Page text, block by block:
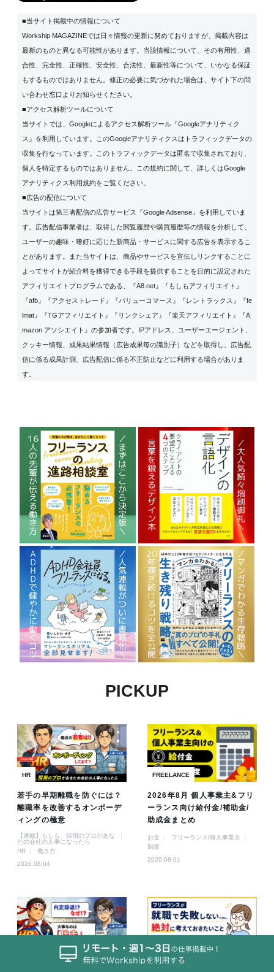
■当サイト掲載中の情報について
Workship MAGAZINEでは日々情報の更新に努めておりますが、掲載内容は
最新のものと異なる可能性があります。当該情報について、その有用性、適
合性、完全性、正確性、安全性、合法性、最新性等について、いかなる保証
もするものではありません。修正の必要に気づかれた場合は、サイト下の問
い合わせ窓口よりお知らせください。
■アクセス解析ツールについて
当サイトでは、Googleによるアクセス解析ツール『Googleアナリティク
ス』を利用しています。このGoogleアナリティクスはトラフィックデータの
収集を行なっています。このトラフィックデータは匿名で収集されており、
個人を特定するものではありません。この規約に関して、詳しくはGoogle
アナリティクス利用規約をご覧ください。
■広告の配信について
当サイトは第三者配信の広告サービス『Google Adsense』を利用していま
す。広告配信事業者は、取得した閲覧履歴や購買履歴等の情報を分析して、
ユーザーの趣味・嗜好に応じた新商品・サービスに関する広告を表示するこ
とがあります。また当サイトは、商品やサービスを宣伝しリンクすることに
よってサイトが紹介料を獲得できる手段を提供することを目的に設定された
アフィリエイトプログラムである、『A8.net』『もしもアフィリエイト』
『afb』『アクセストレード』『バリューコマース』『レントラックス』『fe
lmat』『TGアフィリエイト』『リンクシェア』『楽天アフィリエイト』『A
mazon アソシエイト』の参加者です。IPアドレス、ユーザーエージェント、
クッキー情報、成果結果情報（広告成果毎の識別子）などを取得し、広告配
信に係る成果計測、広告配信に係る不正防止などに利用する場合がありま
す。
PICKUP
HR
若手の早期離職を防ぐには？
離職率を改善するオンボーデ
ィングの極意
【連載】もしも、採用のプロがあな
たの会社の人事になったら
HR
働き方
2026.08.04
FREELANCE
2026年8月 個人事業主&フリ
ーランス向け給付金/補助金/
助成金まとめ
お金
フリーランス/個人事業主
制度
2026.08.01
FREELANCE